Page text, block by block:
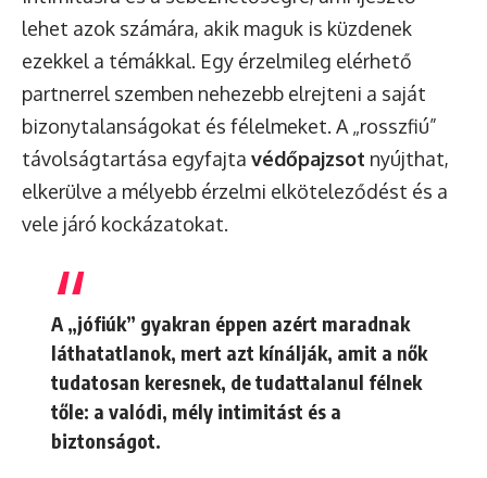
lehet azok számára, akik maguk is küzdenek
ezekkel a témákkal. Egy érzelmileg elérhető
partnerrel szemben nehezebb elrejteni a saját
bizonytalanságokat és félelmeket. A „rosszfiú”
távolságtartása egyfajta védőpajzsot nyújthat,
elkerülve a mélyebb érzelmi elköteleződést és a
vele járó kockázatokat.
A „jófiúk” gyakran éppen azért maradnak
láthatatlanok, mert azt kínálják, amit a nők
tudatosan keresnek, de tudattalanul félnek
tőle: a valódi, mély intimitást és a
biztonságot.